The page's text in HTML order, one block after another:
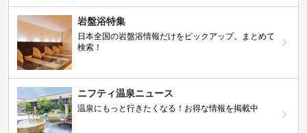
岩盤浴特集
日本全国の岩盤浴情報だけをピックアップ。まとめて
検索！
ニフティ温泉ニュース
温泉にもっと行きたくなる！お得な情報を掲載中